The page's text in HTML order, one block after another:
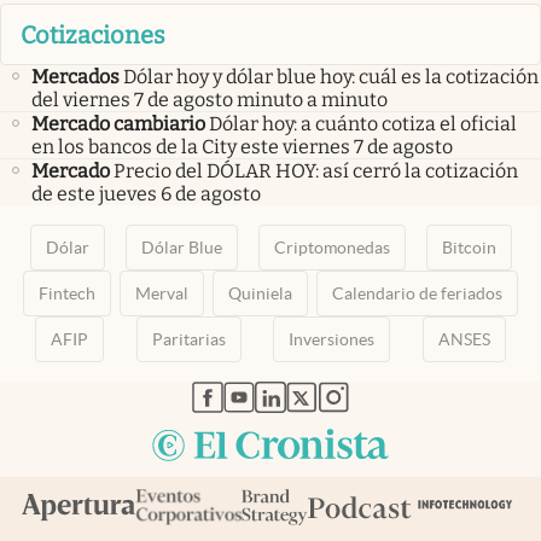
Cotizaciones
MercadosDólar hoy y dólar blue hoy: cuál es la cotización
del viernes 7 de agosto minuto a minuto
Mercado cambiarioDólar hoy: a cuánto cotiza el oficial
en los bancos de la City este viernes 7 de agosto
MercadoPrecio del DÓLAR HOY: así cerró la cotización
de este jueves 6 de agosto
Dólar Dólar Blue Criptomonedas Bitcoin
Fintech Merval Quiniela Calendario de feriados
AFIP Paritarias Inversiones ANSES
abre en nueva pestaña
abre en nueva pestaña
abre en nueva pestaña
abre en nueva pestaña
abre en nueva pestaña